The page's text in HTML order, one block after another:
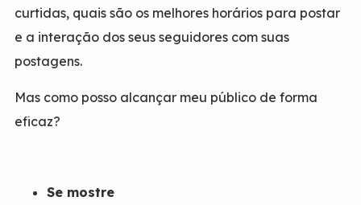
curtidas, quais são os melhores horários para postar
e a interação dos seus seguidores com suas
postagens.
Mas como posso alcançar meu público de forma
eficaz?
Se mostre